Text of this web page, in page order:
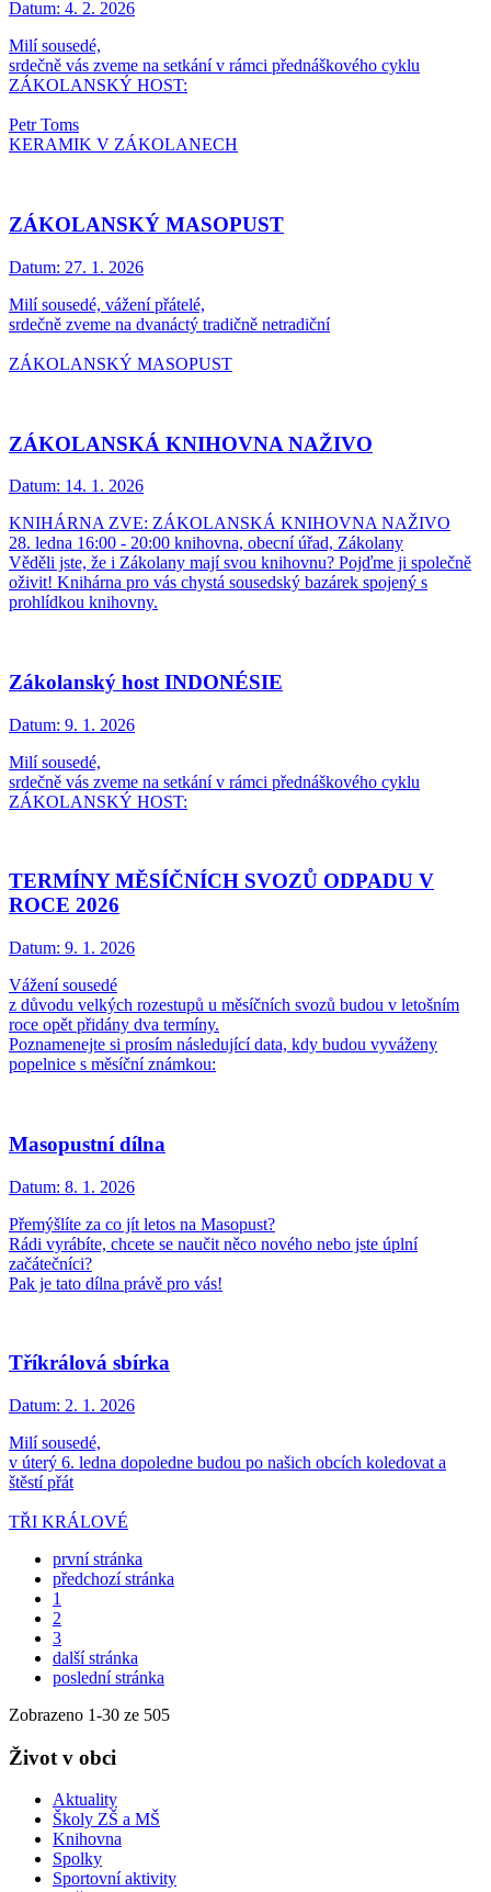
Datum: 4. 2. 2026
Milí sousedé,
srdečně vás zveme na setkání v rámci přednáškového cyklu
ZÁKOLANSKÝ HOST:
Petr Toms
KERAMIK V ZÁKOLANECH
ZÁKOLANSKÝ MASOPUST
Datum: 27. 1. 2026
Milí sousedé, vážení přátelé,
srdečně zveme na dvanáctý tradičně netradiční
ZÁKOLANSKÝ MASOPUST
ZÁKOLANSKÁ KNIHOVNA NAŽIVO
Datum: 14. 1. 2026
KNIHÁRNA ZVE: ZÁKOLANSKÁ KNIHOVNA NAŽIVO
28. ledna 16:00 - 20:00 knihovna, obecní úřad, Zákolany
Věděli jste, že i Zákolany mají svou knihovnu? Pojďme ji společně
oživit! Knihárna pro vás chystá sousedský bazárek spojený s
prohlídkou knihovny.
Zákolanský host INDONÉSIE
Datum: 9. 1. 2026
Milí sousedé,
srdečně vás zveme na setkání v rámci přednáškového cyklu
ZÁKOLANSKÝ HOST:
TERMÍNY MĚSÍČNÍCH SVOZŮ ODPADU V
ROCE 2026
Datum: 9. 1. 2026
Vážení sousedé
z důvodu velkých rozestupů u měsíčních svozů budou v letošním
roce opět přidány dva termíny.
Poznamenejte si prosím následující data, kdy budou vyváženy
popelnice s měsíční známkou:
Masopustní dílna
Datum: 8. 1. 2026
Přemýšlíte za co jít letos na Masopust?
Rádi vyrábíte, chcete se naučit něco nového nebo jste úplní
začátečníci?
Pak je tato dílna právě pro vás!
Tříkrálová sbírka
Datum: 2. 1. 2026
Milí sousedé,
v úterý 6. ledna dopoledne budou po našich obcích koledovat a
štěstí přát
TŘI KRÁLOVÉ
první stránka
předchozí stránka
1
2
3
další stránka
poslední stránka
Zobrazeno 1-30 ze 505
Život v obci
Aktuality
Školy ZŠ a MŠ
Knihovna
Spolky
Sportovní aktivity